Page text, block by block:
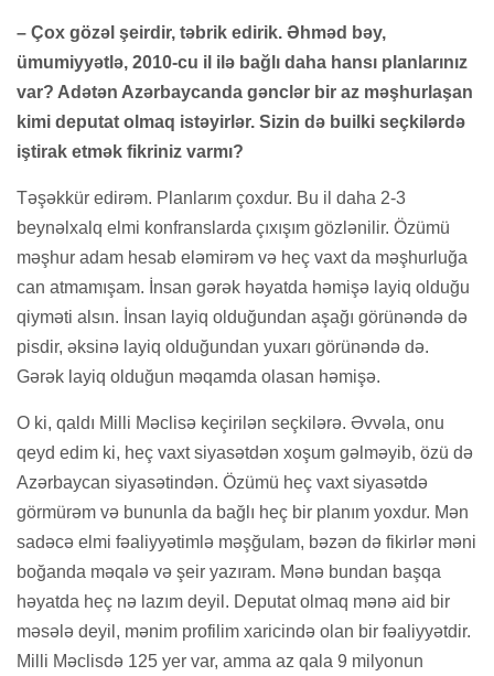
– Çox gözəl şeirdir, təbrik edirik. Əhməd bəy,
ümumiyyətlə, 2010-cu il ilə bağlı daha hansı planlarınız
var? Adətən Azərbaycanda gənclər bir az məşhurlaşan
kimi deputat olmaq istəyirlər. Sizin də builki seçkilərdə
iştirak etmək fikriniz varmı?
Təşəkkür edirəm. Planlarım çoxdur. Bu il daha 2-3
beynəlxalq elmi konfranslarda çıxışım gözlənilir. Özümü
məşhur adam hesab eləmirəm və heç vaxt da məşhurluğa
can atmamışam. İnsan gərək həyatda həmişə layiq olduğu
qiyməti alsın. İnsan layiq olduğundan aşağı görünəndə də
pisdir, əksinə layiq olduğundan yuxarı görünəndə də.
Gərək layiq olduğun məqamda olasan həmişə.
O ki, qaldı Milli Məclisə keçirilən seçkilərə. Əvvəla, onu
qeyd edim ki, heç vaxt siyasətdən xoşum gəlməyib, özü də
Azərbaycan siyasətindən. Özümü heç vaxt siyasətdə
görmürəm və bununla da bağlı heç bir planım yoxdur. Mən
sadəcə elmi fəaliyyətimlə məşğulam, bəzən də fikirlər məni
boğanda məqalə və şeir yazıram. Mənə bundan başqa
həyatda heç nə lazım deyil. Deputat olmaq mənə aid bir
məsələ deyil, mənim profilim xaricində olan bir fəaliyyətdir.
Milli Məclisdə 125 yer var, amma az qala 9 milyonun